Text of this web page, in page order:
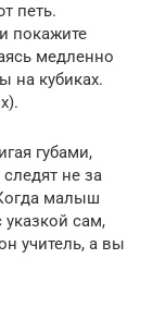
петь.
покажите
медленно
на кубиках.
губами,
не за
малыш
указкой сам,
учитель, а вы